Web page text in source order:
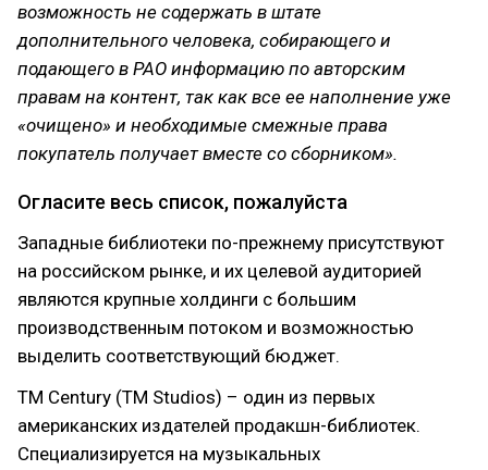
возможность не содержать в штате
дополнительного человека, собирающего и
подающего в РАО информацию по авторским
правам на контент, так как все ее наполнение уже
«очищено» и необходимые смежные права
покупатель получает вместе со сборником».
Огласите весь список, пожалуйста
Западные библиотеки по-прежнему присутствуют
на российском рынке, и их целевой аудиторией
являются крупные холдинги с большим
производственным потоком и возможностью
выделить соответствующий бюджет.
TM Century (TM Studios) – один из первых
американских издателей продакшн-библиотек.
Специализируется на музыкальных